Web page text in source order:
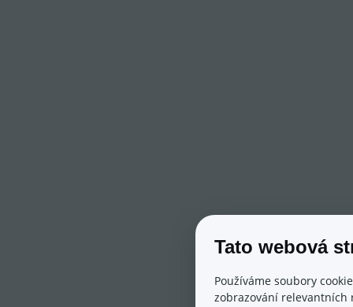
Tato webová
Používáme soubory
zobrazování relevantních